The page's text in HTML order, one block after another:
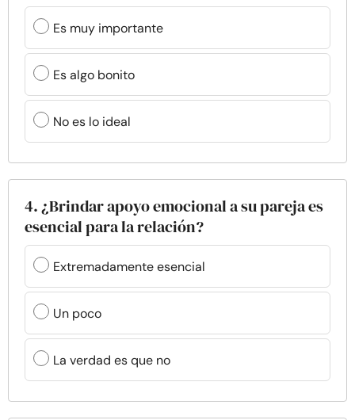
Es muy importante
Es algo bonito
No es lo ideal
4. ¿Brindar apoyo emocional a su pareja es
esencial para la relación?
Extremadamente esencial
Un poco
La verdad es que no